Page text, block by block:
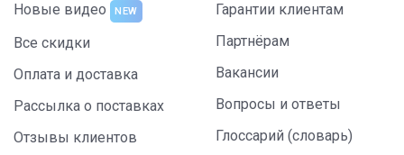
Новые видео
NEW
Все скидки
Оплата и доставка
Рассылка о поставках
Отзывы клиентов
Гарантии клиентам
Партнёрам
Вакансии
Вопросы и ответы
Глоссарий (словарь)